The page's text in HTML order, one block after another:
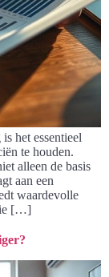
het essentieel
te houden.
alleen de basis
aan een
waardevolle
[…]